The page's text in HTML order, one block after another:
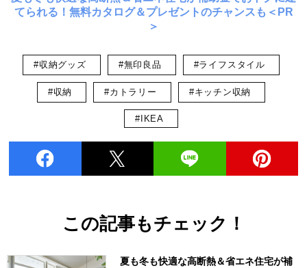
てられる！無料カタログ＆プレゼントのチャンスも＜PR
＞
#収納グッズ #無印良品 #ライフスタイル
#収納 #カトラリー #キッチン収納
#IKEA
この記事もチェック！
夏も冬も快適な高断熱＆省エネ住宅が補